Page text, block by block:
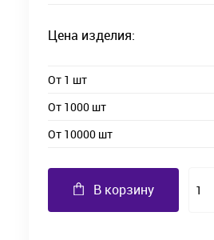
Цена изделия:
От 1 шт
От 1000 шт
От 10000 шт
В корзину